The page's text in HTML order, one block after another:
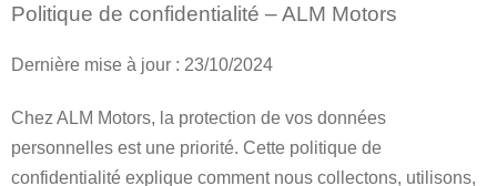
Politique de confidentialité – ALM Motors
Dernière mise à jour : 23/10/2024
Chez ALM Motors, la protection de vos données
personnelles est une priorité. Cette politique de
confidentialité explique comment nous collectons, utilisons,